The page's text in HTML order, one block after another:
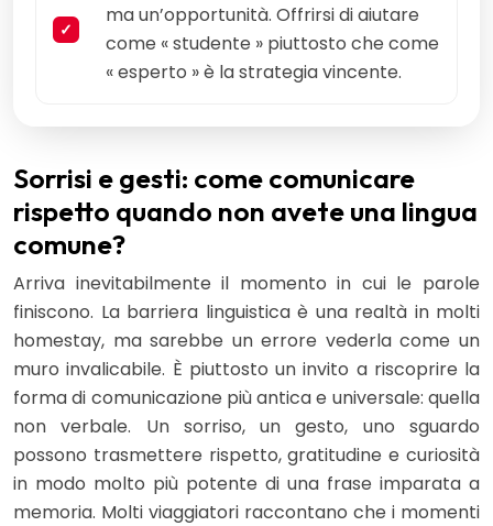
ma un’opportunità. Offrirsi di aiutare
come « studente » piuttosto che come
« esperto » è la strategia vincente.
Sorrisi e gesti: come comunicare
rispetto quando non avete una lingua
comune?
Arriva inevitabilmente il momento in cui le parole
finiscono. La barriera linguistica è una realtà in molti
homestay, ma sarebbe un errore vederla come un
muro invalicabile. È piuttosto un invito a riscoprire la
forma di comunicazione più antica e universale: quella
non verbale. Un sorriso, un gesto, uno sguardo
possono trasmettere rispetto, gratitudine e curiosità
in modo molto più potente di una frase imparata a
memoria. Molti viaggiatori raccontano che i momenti